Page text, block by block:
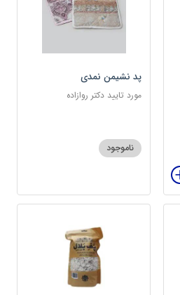
پد نشیمن نمدی
مورد تایید دکتر روازاده
ناموجود